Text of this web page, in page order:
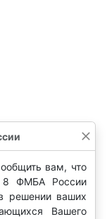
вам, что
8 ФМБА России
решении ваших
Вашего